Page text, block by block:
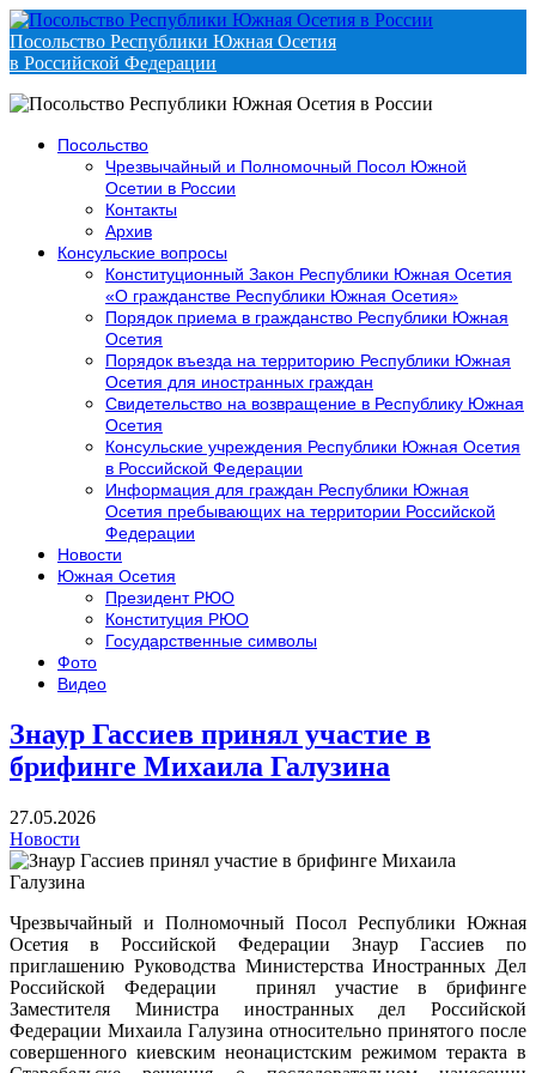
Посольство Республики Южная Осетия
в Российской Федерации
Посольство
Чрезвычайный и Полномочный Посол Южной
Осетии в России
Контакты
Архив
Консульские вопросы
Конституционный Закон Республики Южная Осетия
«О гражданстве Республики Южная Осетия»
Порядок приема в гражданство Республики Южная
Осетия
Порядок въезда на территорию Республики Южная
Осетия для иностранных граждан
Свидетельство на возвращение в Республику Южная
Осетия
Консульские учреждения Республики Южная Осетия
в Российской Федерации
Информация для граждан Республики Южная
Осетия пребывающих на территории Российской
Федерации
Новости
Южная Осетия
Президент РЮО
Конституция РЮО
Государственные символы
Фото
Видео
Знаур Гассиев принял участие в
брифинге Михаила Галузина
27.05.2026
Новости
Чрезвычайный и Полномочный Посол Республики Южная
Осетия в Российской Федерации Знаур Гассиев по
приглашению Руководства Министерства Иностранных Дел
Российской Федерации принял участие в брифинге
Заместителя Министра иностранных дел Российской
Федерации Михаила Галузина относительно принятого после
совершенного киевским неонацистским режимом теракта в